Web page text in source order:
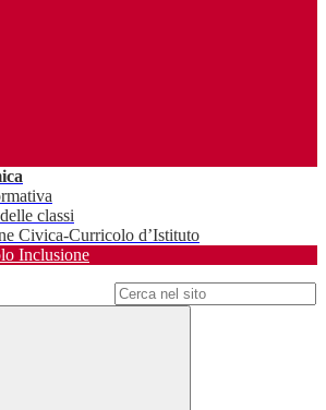
classi
Civica-Curricolo d’Istituto
Inclusione